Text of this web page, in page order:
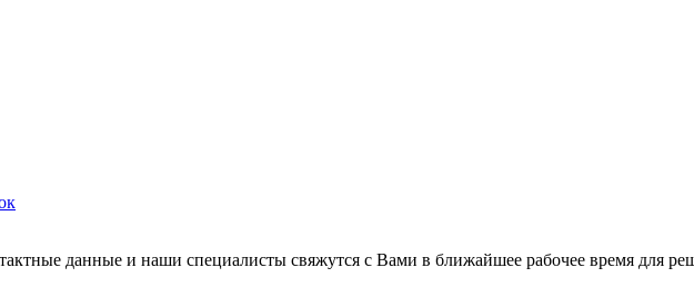
данные и наши специалисты свяжутся с Вами в ближайшее рабочее время для